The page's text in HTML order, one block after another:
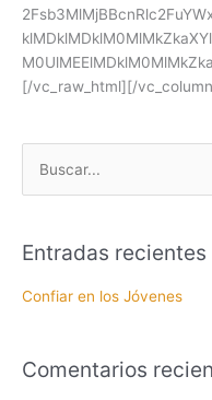
[/vc_raw_html][/
c
r
o
Entradas recientes
Confiar en los Jóvenes
Comentarios